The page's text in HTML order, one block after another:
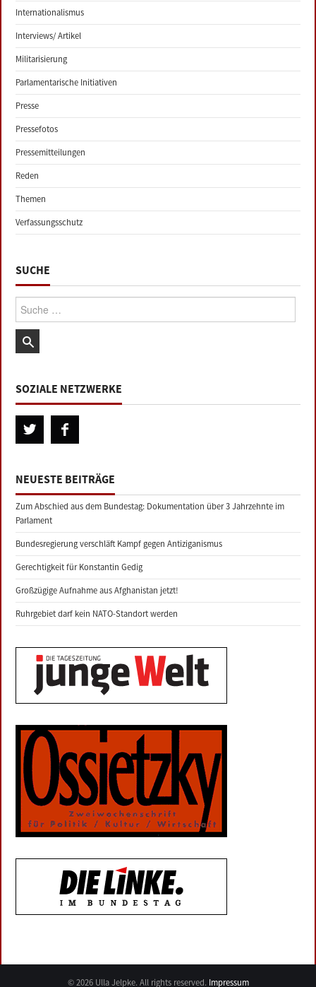
Internationalismus
Interviews/ Artikel
Militarisierung
Parlamentarische Initiativen
Presse
Pressefotos
Pressemitteilungen
Reden
Themen
Verfassungsschutz
SUCHE
Suche:
SOZIALE NETZWERKE
NEUESTE BEITRÄGE
Zum Abschied aus dem Bundestag: Dokumentation über 3 Jahrzehnte im
Parlament
Bundesregierung verschläft Kampf gegen Antiziganismus
Gerechtigkeit für Konstantin Gedig
Großzügige Aufnahme aus Afghanistan jetzt!
Ruhrgebiet darf kein NATO-Standort werden
© 2026 Ulla Jelpke. All rights reserved. Impressum